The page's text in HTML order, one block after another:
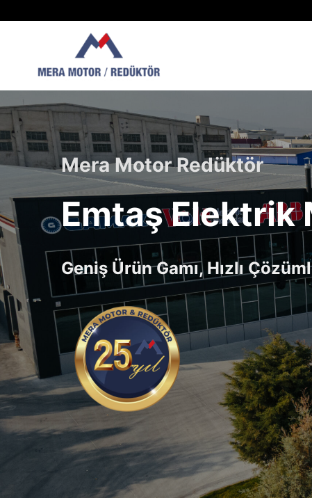
Mera Motor Redüktör
Emtaş Elektrik
Geniş Ürün Gamı, Hızlı